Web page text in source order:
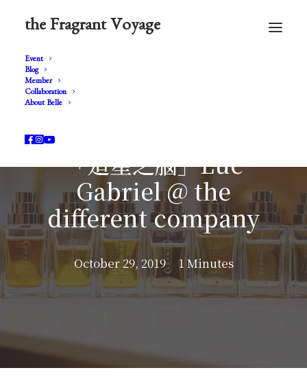
the Fragrant Voyage
Event
Blog
Member
Collaboration
About Belle
「造星之腦」Luc
Gabriel @ the
different company
October 29, 2019 1 Minutes